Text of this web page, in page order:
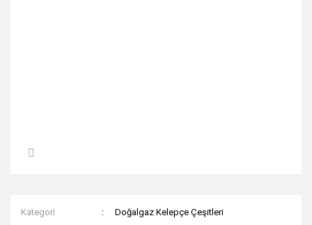
Kategori
Doğalgaz Kelepçe Çeşitleri